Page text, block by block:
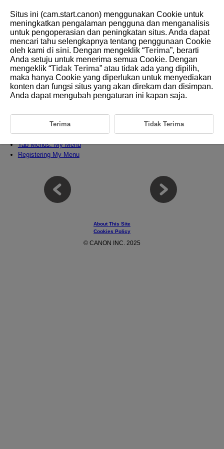
D185-227
Custom Functions/My Menu
You can fine-tune camera functions and change the functionality of
buttons and dials to suit your shooting preferences. You can also add
menu items and Custom Functions that you adjust frequently to My
Tab Menus: Custom Functions
Custom Function Setting Items
Tab Menus: My Menu
Registering My Menu
About This Site
Cookies Policy
© CANON INC. 2025
Situs ini (cam.start.canon) menggunakan Cookie untuk
meningkatkan pengalaman pengguna dan menganalisis
untuk pengoperasian dan peningkatan situs. Anda dapat
mencari tahu selengkapnya tentang penggunaan Cookie
oleh kami di sini. Dengan mengeklik “Terima”, berarti
Anda setuju untuk menerima semua Cookie. Dengan
mengeklik “Tidak Terima” atau tidak ada yang dipilih,
maka hanya Cookie yang diperlukan untuk menyediakan
konten dan fungsi situs yang akan direkam dan disimpan.
Anda dapat mengubah pengaturan ini kapan saja.
Terima Tidak Terima